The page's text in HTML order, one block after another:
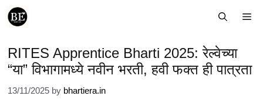
Skip
RITES Apprentice Bharti 2025: रेल्वेच्या
“या” विभागामध्ये नवीन भरती, हवी फक्त ही पात्रता
13/11/2025 by bhartiera.in